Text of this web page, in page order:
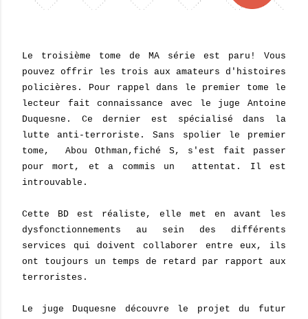
Le troisième tome de MA série est paru! Vous
pouvez offrir les trois aux amateurs d'histoires
policières. Pour rappel dans le premier tome le
lecteur fait connaissance avec le juge Antoine
Duquesne. Ce dernier est spécialisé dans la
lutte anti-terroriste. Sans spolier le premier
tome, Abou Othman,fiché S, s'est fait passer
pour mort, et a commis un attentat. Il est
introuvable.
Cette BD est réaliste, elle met en avant les
dysfonctionnements au sein des différents
services qui doivent collaborer entre eux, ils
ont toujours un temps de retard par rapport aux
terroristes.
Le juge Duquesne découvre le projet du futur